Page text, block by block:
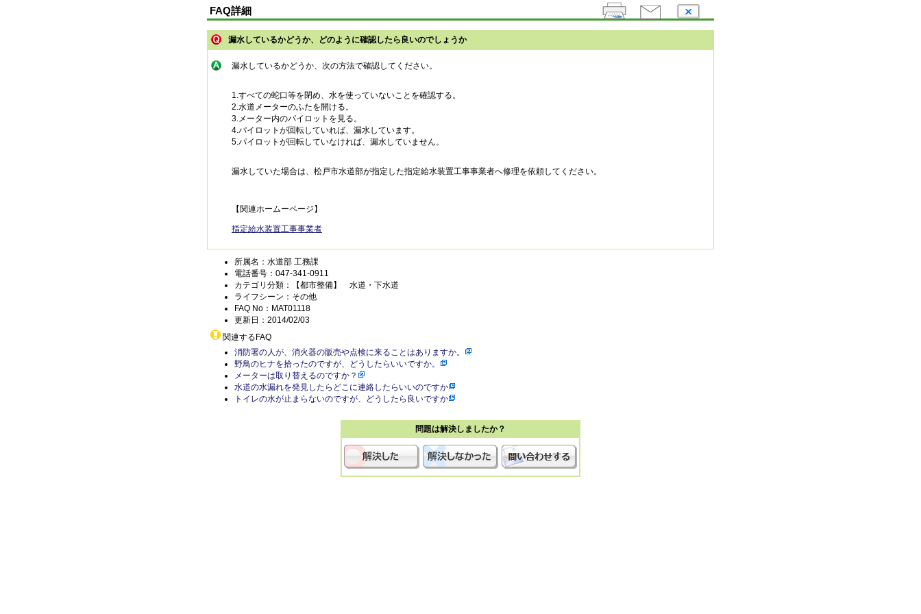
FAQ詳細
漏水しているかどうか、どのように確認したら良いのでしょうか
漏水しているかどうか、次の方法で確認してください。
1.すべての蛇口等を閉め、水を使っていないことを確認する。
2.水道メーターのふたを開ける。
3.メーター内のパイロットを見る。
4.パイロットが回転していれば、漏水しています。
5.パイロットが回転していなければ、漏水していません。
漏水していた場合は、松戸市水道部が指定した指定給水装置工事事業者へ修理を依頼してください。
【関連ホームーページ】
指定給水装置工事事業者
所属名：水道部 工務課
電話番号：047-341-0911
カテゴリ分類：【都市整備】 水道・下水道
ライフシーン：その他
FAQ No：MAT01118
更新日：2014/02/03
関連するFAQ
消防署の人が、消火器の販売や点検に来ることはありますか。
野鳥のヒナを拾ったのですが、どうしたらいいですか。
メーターは取り替えるのですか？
水道の水漏れを発見したらどこに連絡したらいいのですか
トイレの水が止まらないのですが、どうしたら良いですか
問題は解決しましたか？